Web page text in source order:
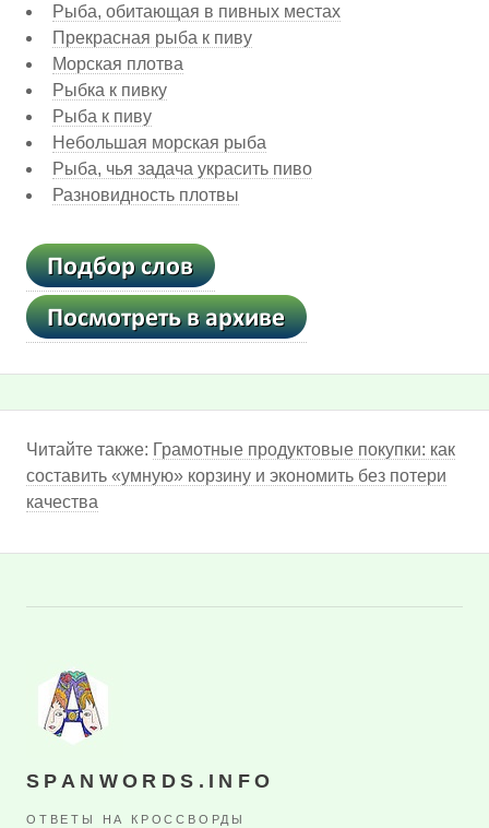
Рыба, обитающая в пивных местах
Прекрасная рыба к пиву
Морская плотва
Рыбка к пивку
Рыба к пиву
Небольшая морская рыба
Рыба, чья задача украсить пиво
Разновидность плотвы
Читайте также: Грамотные продуктовые покупки: как
составить «умную» корзину и экономить без потери
качества
SPANWORDS.INFO
ОТВЕТЫ НА КРОССВОРДЫ